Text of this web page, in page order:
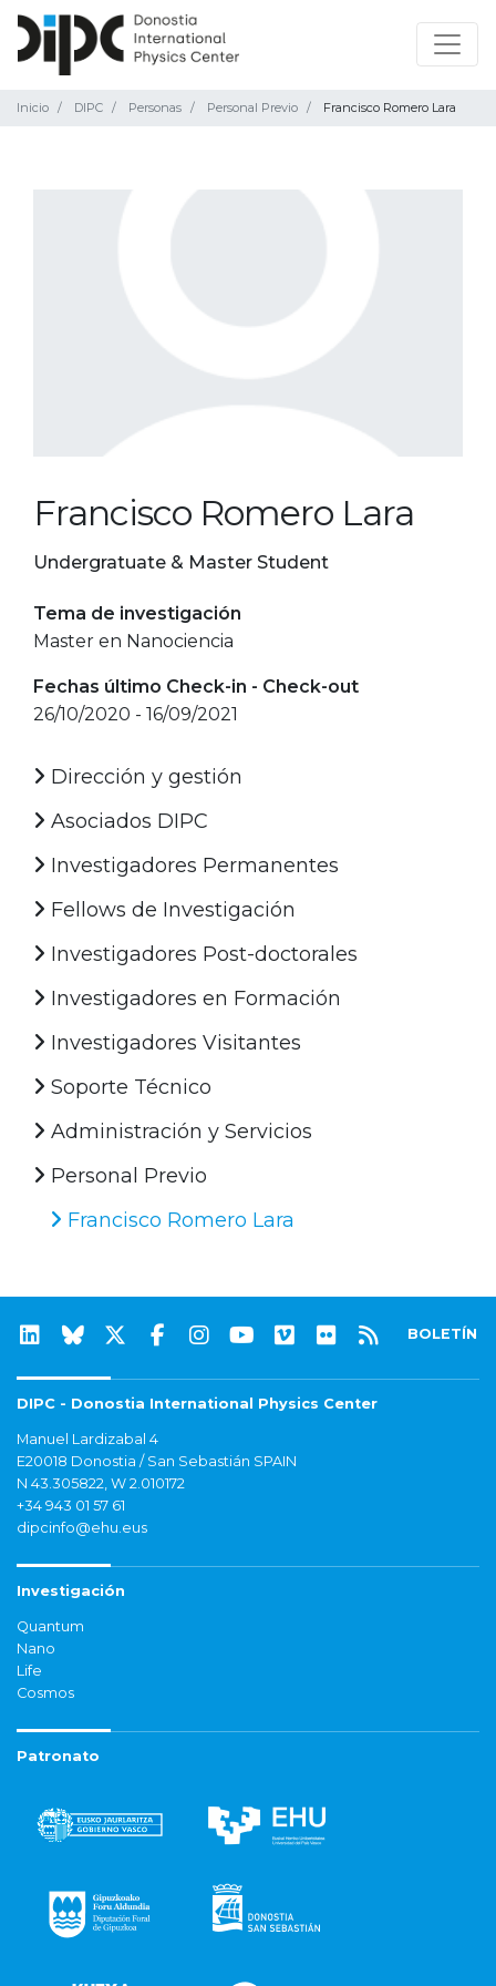
Inicio DIPC Personas Personal Previo Francisco Romero Lara
Francisco Romero Lara
Undergratuate & Master Student
Tema de investigación
Master en Nanociencia
Fechas último Check-in - Check-out
26/10/2020 - 16/09/2021
Dirección y gestión
Asociados DIPC
Investigadores Permanentes
Fellows de Investigación
Investigadores Post-doctorales
Investigadores en Formación
Investigadores Visitantes
Soporte Técnico
Administración y Servicios
Personal Previo
Francisco Romero Lara
BOLETÍN
DIPC - Donostia International Physics Center
Manuel Lardizabal 4
E20018 Donostia / San Sebastián SPAIN
N 43.305822, W 2.010172
+34 943 01 57 61
dipcinfo@ehu.eus
Investigación
Quantum
Nano
Life
Cosmos
Patronato